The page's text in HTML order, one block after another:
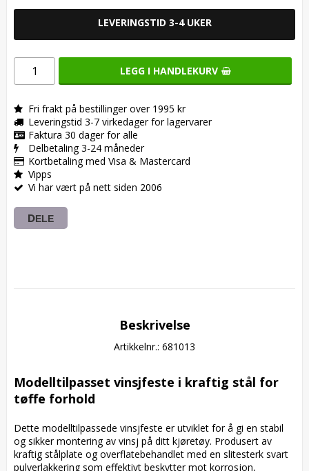
LEVERINGSTID 3-4 UKER
LEGG I HANDLEKURV
Fri frakt på bestillinger over 1995 kr
Leveringstid 3-7 virkedager for lagervarer
Faktura 30 dager for alle
Delbetaling 3-24 måneder
Kortbetaling med Visa & Mastercard
Vipps
Vi har vært på nett siden 2006
DELE
Beskrivelse
Artikkelnr.: 681013
Modelltilpasset vinsjfeste i kraftig stål for
tøffe forhold
Dette modelltilpassede vinsjfeste er utviklet for å gi en stabil
og sikker montering av vinsj på ditt kjøretøy. Produsert av
kraftig stålplate og overflatebehandlet med en slitesterk svart
pulverlakkering som effektivt beskytter mot korrosjon,